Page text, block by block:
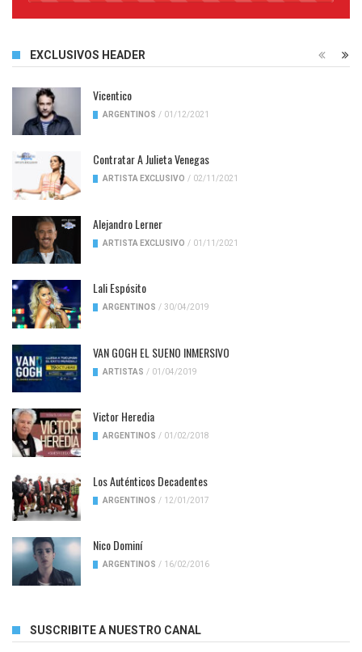
EXCLUSIVOS HEADER
Vicentico
ARGENTINOS / 01/12/2021
Contratar A Julieta Venegas
ARTISTA EXCLUSIVO / 02/11/2021
Alejandro Lerner
ARTISTA EXCLUSIVO / 01/11/2021
Lali Espósito
ARGENTINOS / 30/04/2019
VAN GOGH EL SUENO INMERSIVO
ARTISTAS / 01/04/2019
Victor Heredia
ARGENTINOS / 01/02/2018
Los Auténticos Decadentes
ARGENTINOS / 12/01/2017
Nico Dominí
ARGENTINOS / 16/02/2016
SUSCRIBITE A NUESTRO CANAL